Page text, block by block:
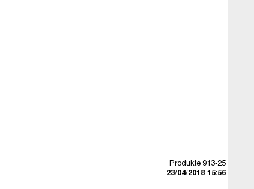
Produkte 913-25
23/04/2018 15:56